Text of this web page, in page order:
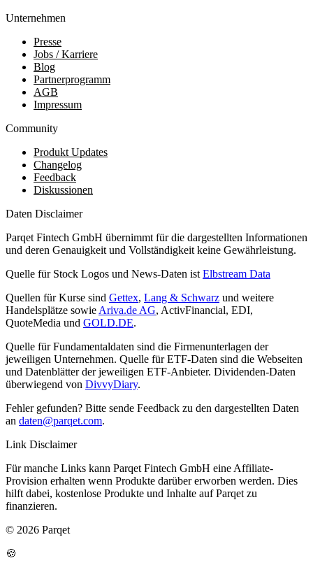
Unternehmen
Presse
Jobs / Karriere
Blog
Partnerprogramm
AGB
Impressum
Community
Produkt Updates
Changelog
Feedback
Diskussionen
Daten Disclaimer
Parqet Fintech GmbH übernimmt für die dargestellten Informationen
und deren Genauigkeit und Vollständigkeit keine Gewährleistung.
Quelle für Stock Logos und News-Daten ist Elbstream Data
Quellen für Kurse sind Gettex, Lang & Schwarz und weitere
Handelsplätze sowie Ariva.de AG, ActivFinancial, EDI,
QuoteMedia und GOLD.DE.
Quelle für Fundamentaldaten sind die Firmenunterlagen der
jeweiligen Unternehmen. Quelle für ETF-Daten sind die Webseiten
und Datenblätter der jeweiligen ETF-Anbieter. Dividenden-Daten
überwiegend von DivvyDiary.
Fehler gefunden? Bitte sende Feedback zu den dargestellten Daten
an daten@parqet.com.
Link Disclaimer
Für manche Links kann Parqet Fintech GmbH eine Affiliate-
Provision erhalten wenn Produkte darüber erworben werden. Dies
hilft dabei, kostenlose Produkte und Inhalte auf Parqet zu
finanzieren.
© 2026 Parqet
🍪